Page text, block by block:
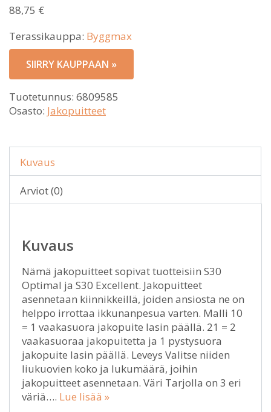
88,75 €
Terassikauppa: Byggmax
SIIRRY KAUPPAAN »
Tuotetunnus: 6809585
Osasto: Jakopuitteet
Kuvaus
Arviot (0)
Kuvaus
Nämä jakopuitteet sopivat tuotteisiin S30
Optimal ja S30 Excellent. Jakopuitteet
asennetaan kiinnikkeillä, joiden ansiosta ne on
helppo irrottaa ikkunanpesua varten. Malli 10
= 1 vaakasuora jakopuite lasin päällä. 21 = 2
vaakasuoraa jakopuitetta ja 1 pystysuora
jakopuite lasin päällä. Leveys Valitse niiden
liukuovien koko ja lukumäärä, joihin
jakopuitteet asennetaan. Väri Tarjolla on 3 eri
väriä…. Lue lisää »